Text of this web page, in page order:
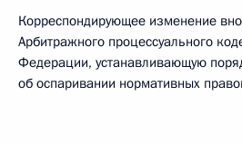
Корреспондирующее изменение
Арбитражного процессуального
Федерации, устанавливающую
об оспаривании нормативных